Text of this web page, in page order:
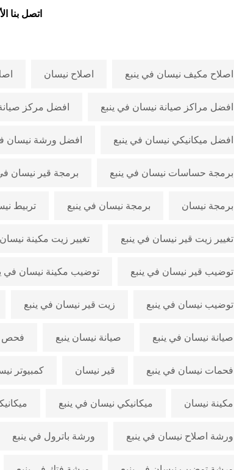
اتصل بنا
اصلاح مكيف نيسان في ينبع اصلاح نيسان
افضل مراكز صيانة نيسان في ينبع افضل مركز
افضل ميكانيكي نيسان في ينبع افضل ورشة نيسان
برمجة حساسات نيسان في ينبع برمجة قير نيسان
برمجة نيسان برمجة نيسان في ينبع تربيط
تغيير زيت قير نيسان في ينبع تغيير زيت مكينة
توضيب قير نيسان في ينبع توضيب مكينة نيسان في
توضيب نيسان في ينبع زيت قير نيسان في ينبع
صيانة نيسان في ينبع صيانة نيسان ينبع فحص
فحمات نيسان في ينبع قير نيسان كمبيوتر
مكينة نيسان ميكانيكي نيسان في ينبع
ورشة اصلاح نيسان في ينبع ورشة باترول في ينبع